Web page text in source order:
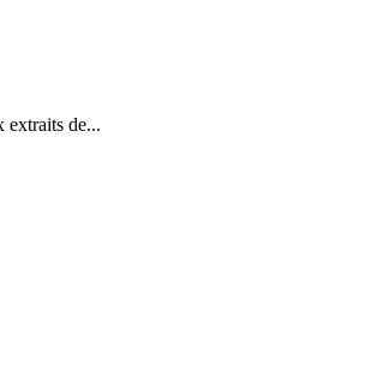
extraits de...